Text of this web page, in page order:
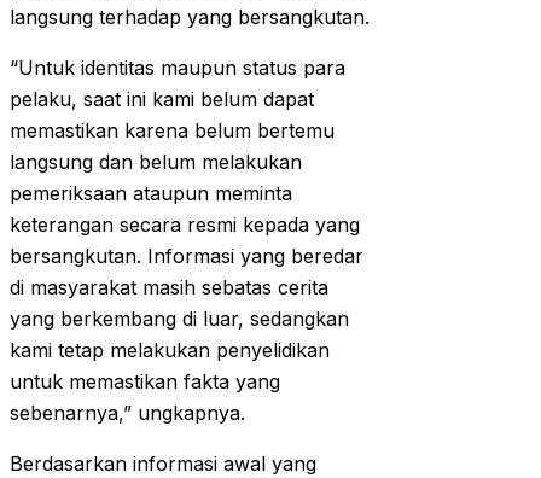
langsung terhadap yang bersangkutan.
“Untuk identitas maupun status para
pelaku, saat ini kami belum dapat
memastikan karena belum bertemu
langsung dan belum melakukan
pemeriksaan ataupun meminta
keterangan secara resmi kepada yang
bersangkutan. Informasi yang beredar
di masyarakat masih sebatas cerita
yang berkembang di luar, sedangkan
kami tetap melakukan penyelidikan
untuk memastikan fakta yang
sebenarnya,” ungkapnya.
Berdasarkan informasi awal yang